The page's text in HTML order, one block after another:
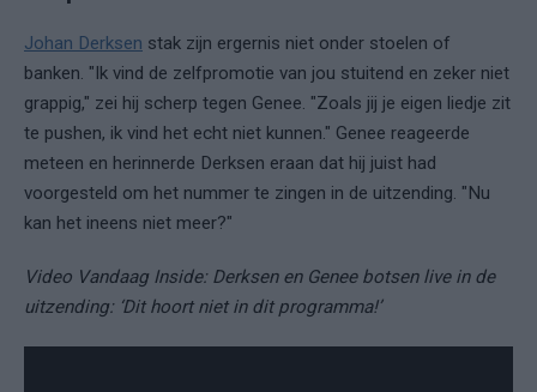
Johan Derksen stak zijn ergernis niet onder stoelen of
banken. "Ik vind de zelfpromotie van jou stuitend en zeker niet
grappig," zei hij scherp tegen Genee. "Zoals jij je eigen liedje zit
te pushen, ik vind het echt niet kunnen." Genee reageerde
meteen en herinnerde Derksen eraan dat hij juist had
voorgesteld om het nummer te zingen in de uitzending. "Nu
kan het ineens niet meer?"
Video Vandaag Inside: Derksen en Genee botsen live in de
uitzending: ‘Dit hoort niet in dit programma!’